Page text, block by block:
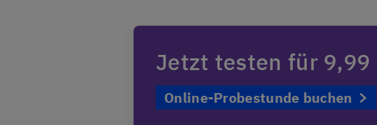
Jetzt testen für 9,99
Online-Probestunde buchen